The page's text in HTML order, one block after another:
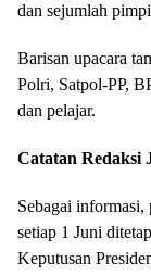
dan sejumlah
Barisan upacara
Polri, Satpol-PP,
dan pelajar.
Catatan Redaksi
Sebagai
setiap 1 Juni
Keputusan